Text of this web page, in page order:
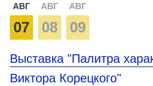
АВГ
07
АВГ
08
АВГ
09
Выставка "Палитра
Виктора Корецкого"